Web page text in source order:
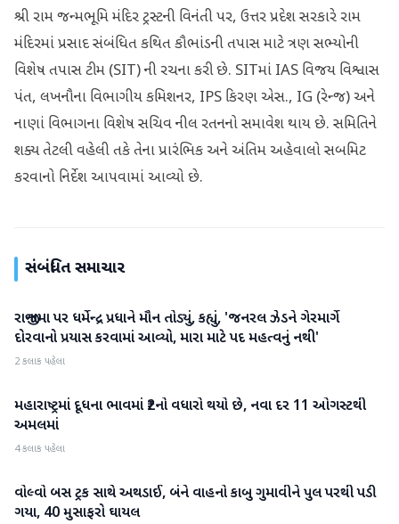
શ્રી રામ જન્મભૂમિ મંદિર ટ્રસ્ટની વિનંતી પર, ઉત્તર પ્રદેશ સરકારે રામ
મંદિરમાં પ્રસાદ સંબંધિત કથિત કૌભાંડની તપાસ માટે ત્રણ સભ્યોની
વિશેષ તપાસ ટીમ (SIT) ની રચના કરી છે. SITમાં IAS વિજય વિશ્વાસ
પંત, લખનૌના વિભાગીય કમિશનર, IPS કિરણ એસ., IG (રેન્જ) અને
નાણાં વિભાગના વિશેષ સચિવ નીલ રતનનો સમાવેશ થાય છે. સમિતિને
શક્ય તેટલી વહેલી તકે તેના પ્રારંભિક અને અંતિમ અહેવાલો સબમિટ
કરવાનો નિર્દેશ આપવામાં આવ્યો છે.
સંબંધિત સમાચાર
રાષ્ટ્રીય
રાજીનામા પર ધર્મેન્દ્ર પ્રધાને મૌન તોડ્યું, કહ્યું, 'જનરલ ઝેડને ગેરમાર્ગે
દોરવાનો પ્રયાસ કરવામાં આવ્યો, મારા માટે પદ મહત્વનું નથી'
2 કલાક પહેલા
રાષ્ટ્રીય
મહારાષ્ટ્રમાં દૂધના ભાવમાં ₹2નો વધારો થયો છે, નવા દર 11 ઓગસ્ટથી
અમલમાં
4 કલાક પહેલા
રાષ્ટ્રીય
વોલ્વો બસ ટ્રક સાથે અથડાઈ, બંને વાહનો કાબુ ગુમાવીને પુલ પરથી પડી
ગયા, 40 મુસાફરો ઘાયલ